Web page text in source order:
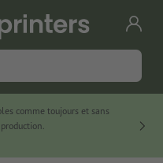
comme toujours et sans